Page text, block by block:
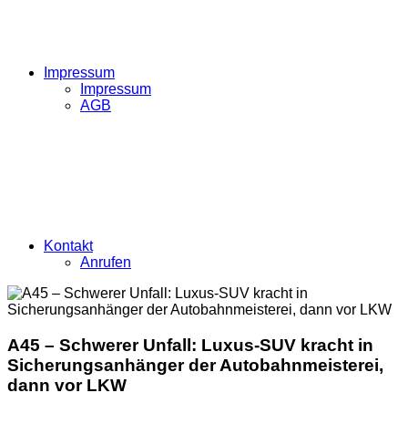
Impressum
Impressum
AGB
Kontakt
Anrufen
A45 – Schwerer Unfall: Luxus-SUV kracht in
Sicherungsanhänger der Autobahnmeisterei,
dann vor LKW